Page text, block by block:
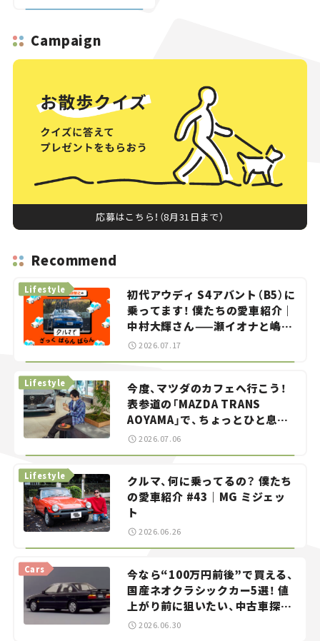
Campaign
応募はこちら！（8月31日まで）
Recommend
初代アウディ S4アバント（B5）に
乗ってます！ 僕たちの愛車紹介｜
中村大輝さん——瀬イオナと嶋田
智之の「クルマでざっくばらんば
Lifestyle
2026.07.17
今度、マツダのカフェへ行こう！
表参道の「MAZDA TRANS
AOYAMA」で、ちょっとひと息。
——連載｜CCGとクルマでどうす
Lifestyle
2026.07.06
クルマ、何に乗ってるの？ 僕たち
の愛車紹介 #43｜MG ミジェッ
ト
Lifestyle
2026.06.26
今なら“100万円前後”で買える、
国産ネオクラシックカー5選！ 値
上がり前に狙いたい、中古車探し
をお手伝い――ちょっとイケてるマ
Cars
2026.06.30